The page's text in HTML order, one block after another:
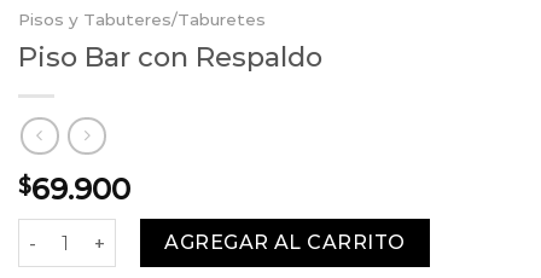
Pisos y Tabuteres/Taburetes
Piso Bar con Respaldo
$69.900
Piso Bar con Respaldo cantidad
AGREGAR AL CARRITO